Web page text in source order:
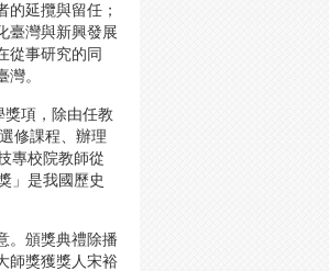
延攬與留任；
臺灣與新興發展
從事研究的同
。
項，除由任教
修課程、辦理
專校院教師從
」是我國歷史
。頒獎典禮除播
師獎獲獎人宋裕